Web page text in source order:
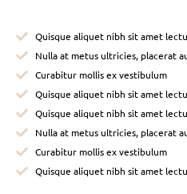
Quisque aliquet nibh sit amet
Nulla at metus ultricies, placerat
Curabitur mollis ex vestibulum
Quisque aliquet nibh sit amet
Quisque aliquet nibh sit amet
Nulla at metus ultricies, placerat
Curabitur mollis ex vestibulum
Quisque aliquet nibh sit amet